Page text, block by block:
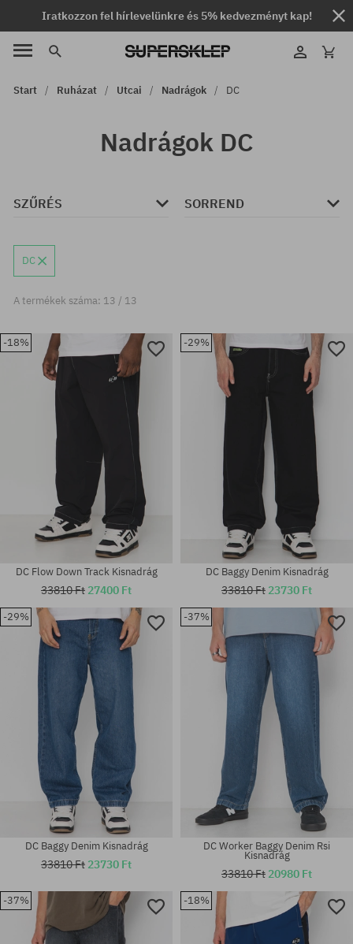
Iratkozzon fel hírlevelünkre és 5% kedvezményt kap!
Start Ruházat Utcai Nadrágok DC
Nadrágok DC
SZŰRÉS SORREND
DC
A termékek száma: 13 / 13
-18%
Elérhető méretek:
M; L; XL
DC Flow Down Track Kisnadrág
33810 Ft 27400 Ft
-29%
Elérhető méretek:
31X32; 32X32; 33X34
DC Baggy Denim Kisnadrág
33810 Ft 23730 Ft
-29%
DC Baggy Denim Kisnadrág
33810 Ft 23730 Ft
-37%
DC Worker Baggy Denim Rsi
Kisnadrág
33810 Ft 20980 Ft
-37% -18%